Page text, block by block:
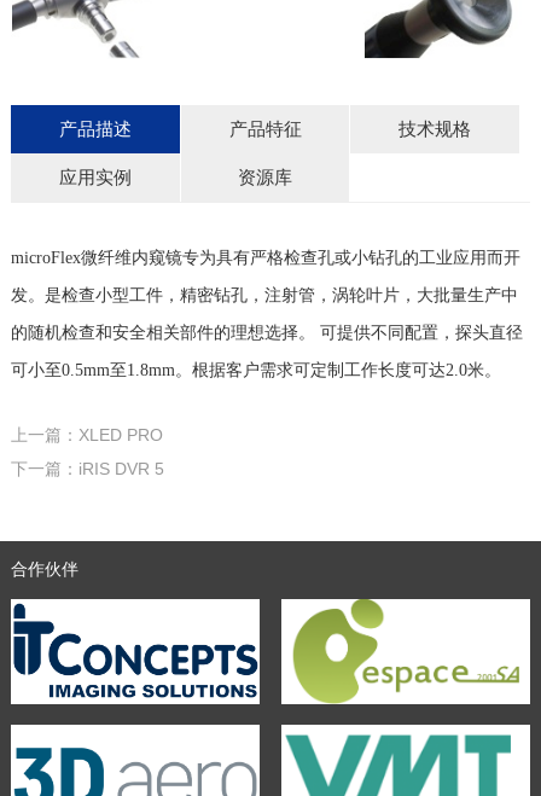
产品描述 产品特征 技术规格
应用实例 资源库
microFlex微纤维内窥镜专为具有严格检查孔或小钻孔的工业应用而开
发。是检查小型工件，精密钻孔，注射管，涡轮叶片，大批量生产中
的随机检查和安全相关部件的理想选择。 可提供不同配置，探头直径
可小至0.5mm至1.8mm。根据客户需求可定制工作长度可达2.0米。
上一篇：XLED PRO
下一篇：iRIS DVR 5
合作伙伴